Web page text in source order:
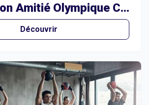
Association Amitié Olympique Club Béziers Football
Découvrir